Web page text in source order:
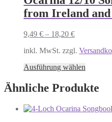
auf.
Die
der
from Ireland
9,49 € – 18,20 €
inkl. MwSt. zzgl.
Ausführung wählen
weist
mehrere
auf.
Ähnliche Produkte